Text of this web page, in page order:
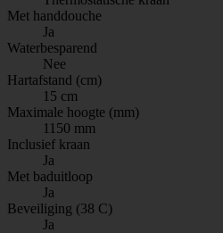
Met handdouche
Ja
Waterbesparend
Nee
Hartafstand (cm)
15 cm
Maximale hoogte (mm)
1150 mm
Inclusief kraan
Ja
Met baduitloop
Ja
Beveiliging (38 C)
Ja